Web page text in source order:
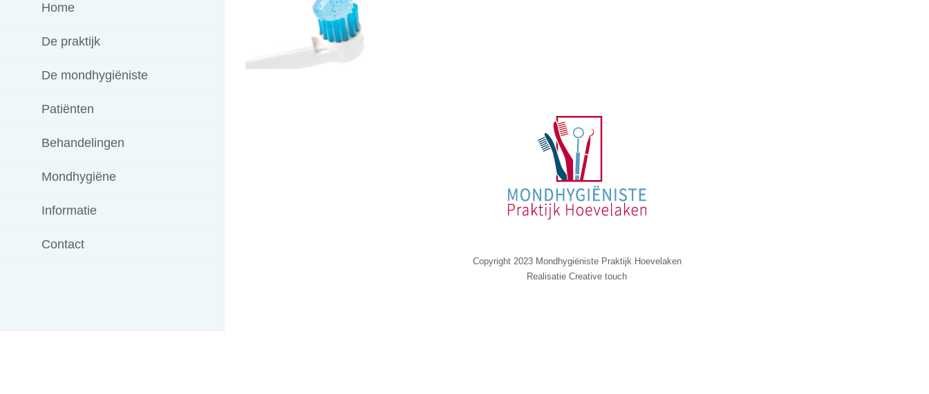
Home
De praktijk
De mondhygiëniste
Patiënten
Behandelingen
Mondhygiëne
Informatie
Contact
Copyright 2023 Mondhygiëniste Praktijk Hoevelaken
Realisatie Creative touch